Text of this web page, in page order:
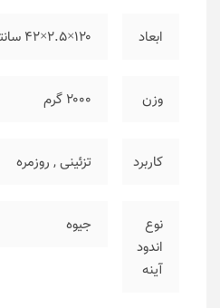
ابعاد ۱۲۰×۲.۵×۴۲ سانتی متر
وزن ۲۰۰۰ گرم
کاربرد تزئینی, روزمره
نوع
اندود
آینه
جیوه